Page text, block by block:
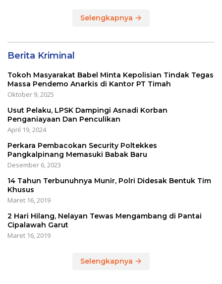
Selengkapnya
Berita Kriminal
Tokoh Masyarakat Babel Minta Kepolisian Tindak Tegas
Massa Pendemo Anarkis di Kantor PT Timah
Oktober 9, 2025
Usut Pelaku, LPSK Dampingi Asnadi Korban
Penganiayaan Dan Penculikan
April 19, 2024
Perkara Pembacokan Security Poltekkes
Pangkalpinang Memasuki Babak Baru
Desember 6, 2023
14 Tahun Terbunuhnya Munir, Polri Didesak Bentuk Tim
Khusus
Maret 16, 2019
2 Hari Hilang, Nelayan Tewas Mengambang di Pantai
Cipalawah Garut
Maret 16, 2019
Selengkapnya